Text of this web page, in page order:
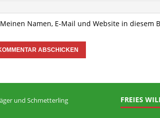
Meinen Namen, E-Mail und Website in diesem
FREIES